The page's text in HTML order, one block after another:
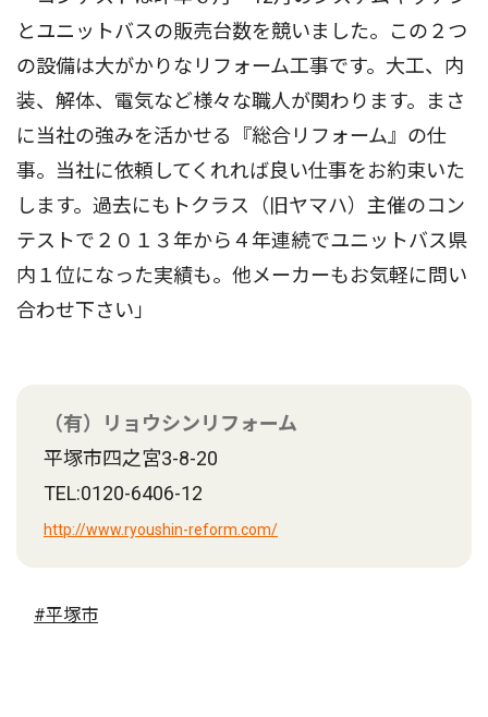
とユニットバスの販売台数を競いました。この２つ
の設備は大がかりなリフォーム工事です。大工、内
装、解体、電気など様々な職人が関わります。まさ
に当社の強みを活かせる『総合リフォーム』の仕
事。当社に依頼してくれれば良い仕事をお約束いた
します。過去にもトクラス（旧ヤマハ）主催のコン
テストで２０１３年から４年連続でユニットバス県
内１位になった実績も。他メーカーもお気軽に問い
合わせ下さい」
（有）リョウシンリフォーム
平塚市四之宮3-8-20
TEL:0120-6406-12
http://www.ryoushin-reform.com/
#平塚市